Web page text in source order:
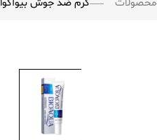
محصولات كرم ضد جوش بيوآكوا